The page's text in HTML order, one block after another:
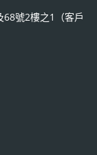
號2樓之1（客戶